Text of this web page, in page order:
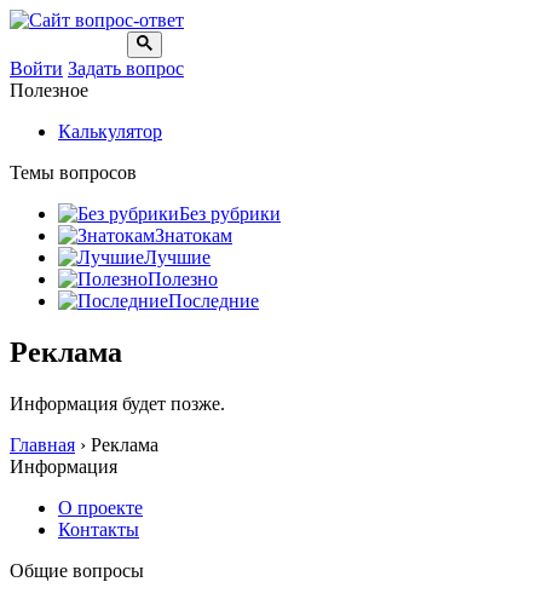
Войти Задать вопрос
Полезное
Калькулятор
Темы вопросов
Без рубрики
Знатокам
Лучшие
Полезно
Последние
Реклама
Информация будет позже.
Главная › Реклама
Информация
О проекте
Контакты
Общие вопросы